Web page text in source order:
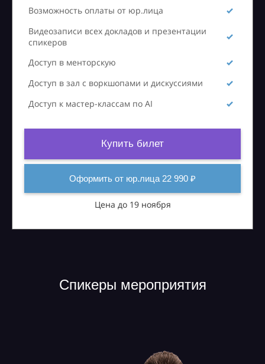
Возможность оплаты от юр.лица
Видеозаписи всех докладов и презентации
спикеров
Доступ в менторскую
Доступ в зал с воркшопами и дискуссиями
Доступ к мастер-классам по AI
Купить билет
Оформить от юр.лица 22 990 ₽
Цена до 19 ноября
Спикеры мероприятия